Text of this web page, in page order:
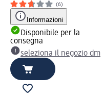
(6)
Informazioni
Disponibile per la
consegna
seleziona il negozio dm